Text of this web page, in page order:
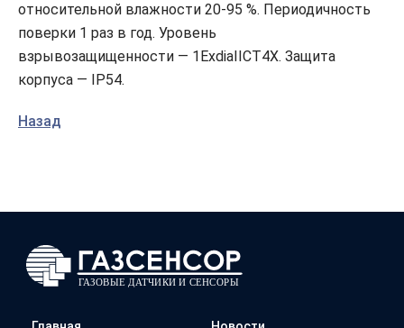
относительной влажности 20-95 %. Периодичность
поверки 1 раз в год. Уровень
взрывозащищенности — 1ExdiaIICT4X. Защита
корпуса — IP54.
Назад